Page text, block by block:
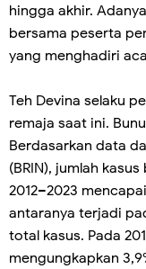
hingga akhir.
bersama peserta
yang menghadiri
Teh Devina selaku
remaja saat ini.
Berdasarkan data
(BRIN), jumlah
2012–2023
antaranya terjadi
total kasus. Pada
mengungkapkan